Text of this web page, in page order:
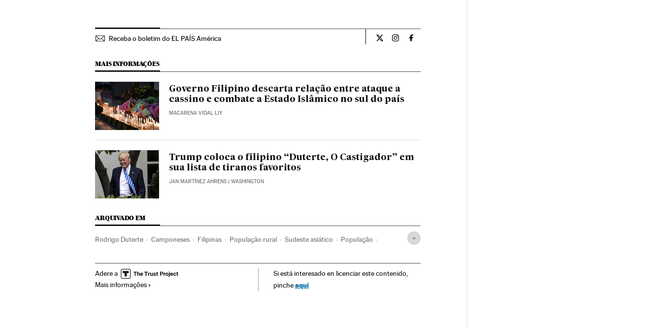
Receba o boletim do EL PAÍS América Internacional El País Brasil en Twitter
Internacional El País Brasil en Instagram
Internacional El País Brasil en Facebook
MAIS INFORMAÇÕES
Governo Filipino descarta relação entre ataque a
cassino e combate a Estado Islâmico no sul do país
MACARENA VIDAL LIY
Trump coloca o filipino “Duterte, O Castigador” em
sua lista de tiranos favoritos
JAN MARTÍNEZ AHRENS | WASHINGTON
ARQUIVADO EM
Rodrigo Duterte Camponeses Filipinas População rural Sudeste asiático População
Adere a
Mais informações
Si está interesado en licenciar este contenido,
pincheaquí